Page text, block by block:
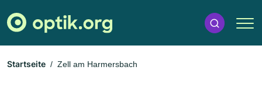
Startseite Zell am Harmersbach